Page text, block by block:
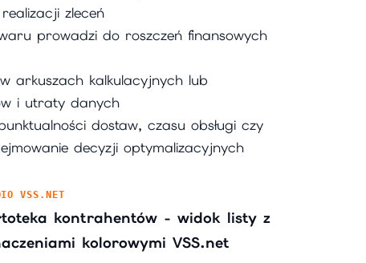
zleceń
prowadzi do roszczeń finansowych
arkuszach kalkulacyjnych lub
i utraty danych
dostaw, czasu obsługi czy
decyzji optymalizacyjnych
VSS.NET
kontrahentów - widok listy z
kolorowymi VSS.net